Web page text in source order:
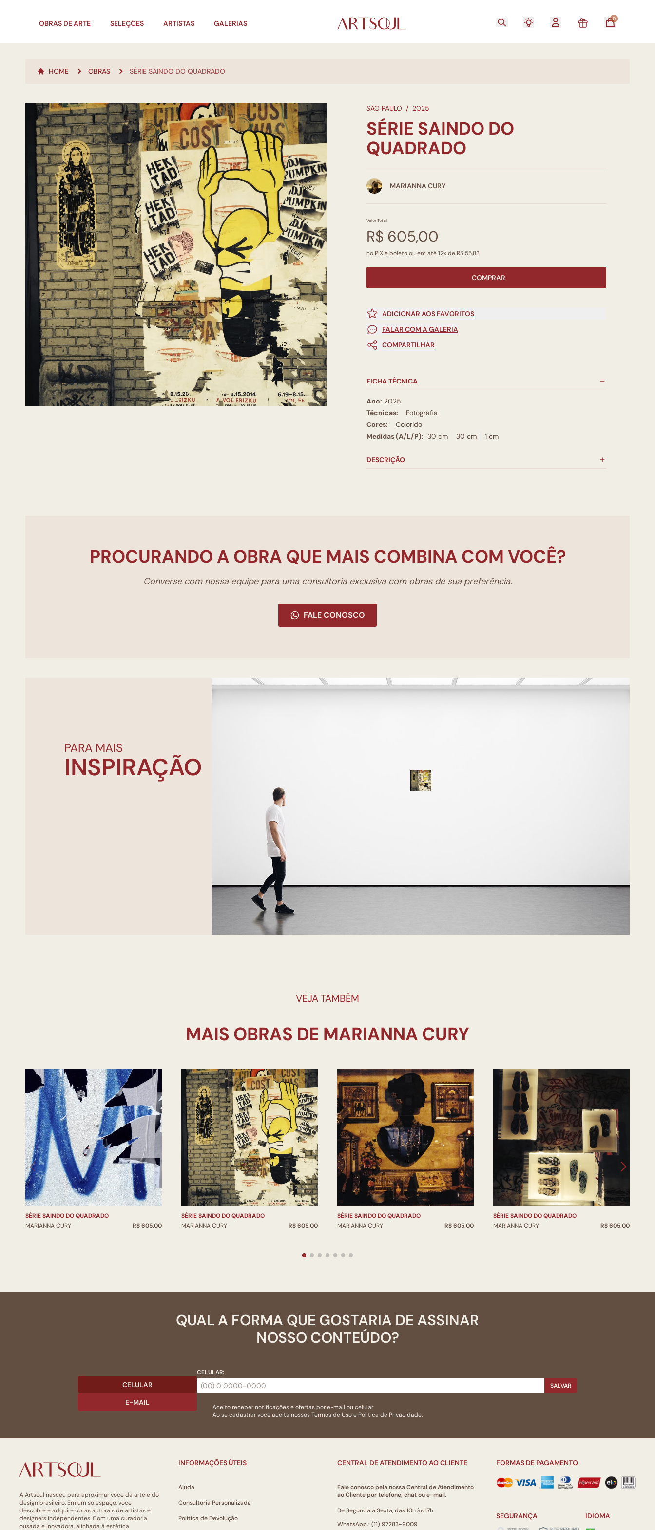
OBRAS DE ARTE SELEÇÕES ARTISTAS GALERIAS
0
HOME OBRAS SÉRIE SAINDO DO QUADRADO
SÃO PAULO / 2025
SÉRIE SAINDO DO
QUADRADO
MARIANNA CURY
Valor Total
R$ 605,00
no PIX e boleto ou em até 12x de R$ 55,83
COMPRAR
ADICIONAR AOS FAVORITOS
FALAR COM A GALERIA
COMPARTILHAR
FICHA TÉCNICA
Ano: 2025
Técnicas:
Fotografia
Cores:
Colorido
Medidas (A/L/P): 30 cm 30 cm 1 cm
DESCRIÇÃO
PROCURANDO A OBRA QUE MAIS COMBINA COM VOCÊ?
Converse com nossa equipe para uma consultoria exclusíva com obras de sua preferência.
FALE CONOSCO
PARA MAIS
INSPIRAÇÃO
VEJA TAMBÉM
SÉRIE SAINDO DO QUADRADO
MARIANNA CURY
R$ 605,00
SÉRIE SAINDO DO QUADRADO
MARIANNA CURY
R$ 605,00
SÉRIE SAINDO DO QUADRADO
MARIANNA CURY
R$ 605,00
SÉRIE SAINDO DO QUADRADO
MARIANNA CURY
R$ 605,00
QUAL A FORMA QUE GOSTARIA DE ASSINAR
NOSSO CONTEÚDO?
CELULAR
E-MAIL
CELULAR:
SALVAR
Aceito receber notificações e ofertas por e-mail ou celular.
Ao se cadastrar você aceita nossosTermos de Usoe Politica de Privacidade.
A Artsoul nasceu para aproximar você da arte e do
design brasileiro. Em um só espaço, você
descobre e adquire obras autorais de artistas e
designers independentes. Com uma curadoria
ousada e inovadora, alinhada à estética
INFORMAÇÕES ÚTEIS
Ajuda
Consultoria Personalizada
Política de Devolução
CENTRAL DE ATENDIMENTO AO CLIENTE
Fale conosco pela nossa Central de Atendimento
ao Cliente por telefone, chat ou e-mail.
De Segunda a Sexta, das 10h às 17h
WhatsApp.: (11) 97283-9009
FORMAS DE PAGAMENTO
SEGURANÇA IDIOMA